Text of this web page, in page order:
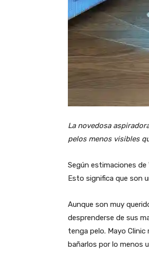
La novedosa
pelos menos visibles
Según estimaciones
Esto significa que son
Aunque son muy
desprenderse de sus
tenga pelo. Mayo
bañarlos por lo menos